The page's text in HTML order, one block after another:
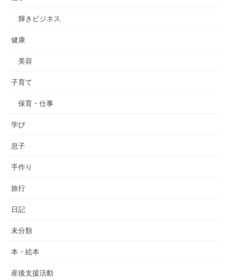
輝きビジネス
健康
美容
子育て
保育・仕事
学び
息子
手作り
旅行
日記
未分類
本・絵本
産後支援活動